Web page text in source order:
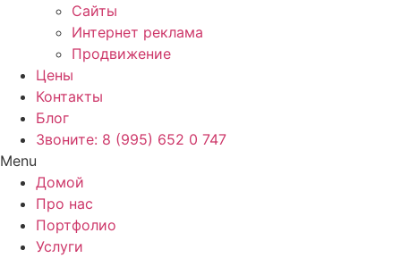
Сайты
Интернет реклама
Продвижение
Цены
Контакты
Блог
Звоните: 8 (995) 652 0 747
Menu
Домой
Про нас
Портфолио
Услуги